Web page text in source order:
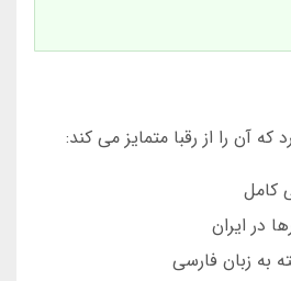
که آن را از رقبا متمایز می کند:
کامل
در ایران